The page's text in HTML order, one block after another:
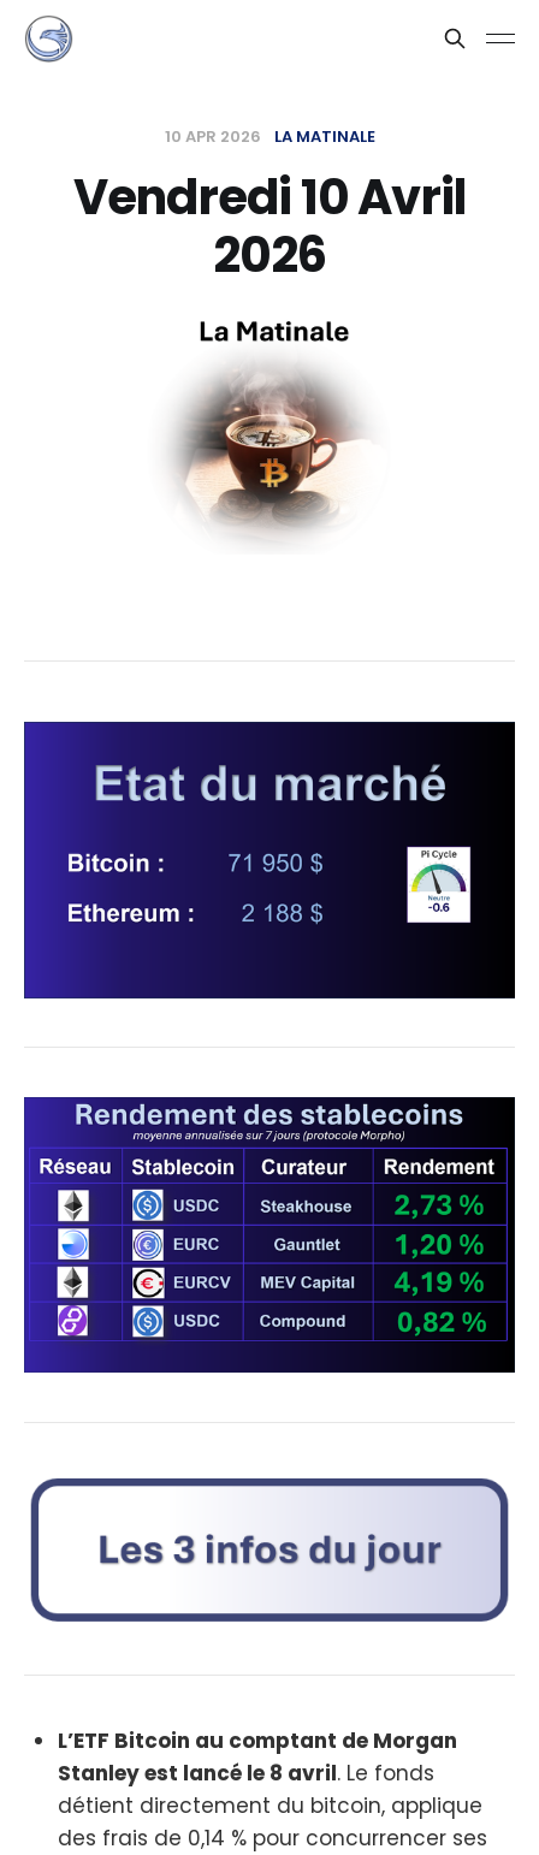
10 APR 2026 LA MATINALE
Vendredi 10 Avril
2026
L’ETF Bitcoin au comptant de Morgan
Stanley est lancé le 8 avril. Le fonds
détient directement du bitcoin, applique
des frais de 0,14 % pour concurrencer ses